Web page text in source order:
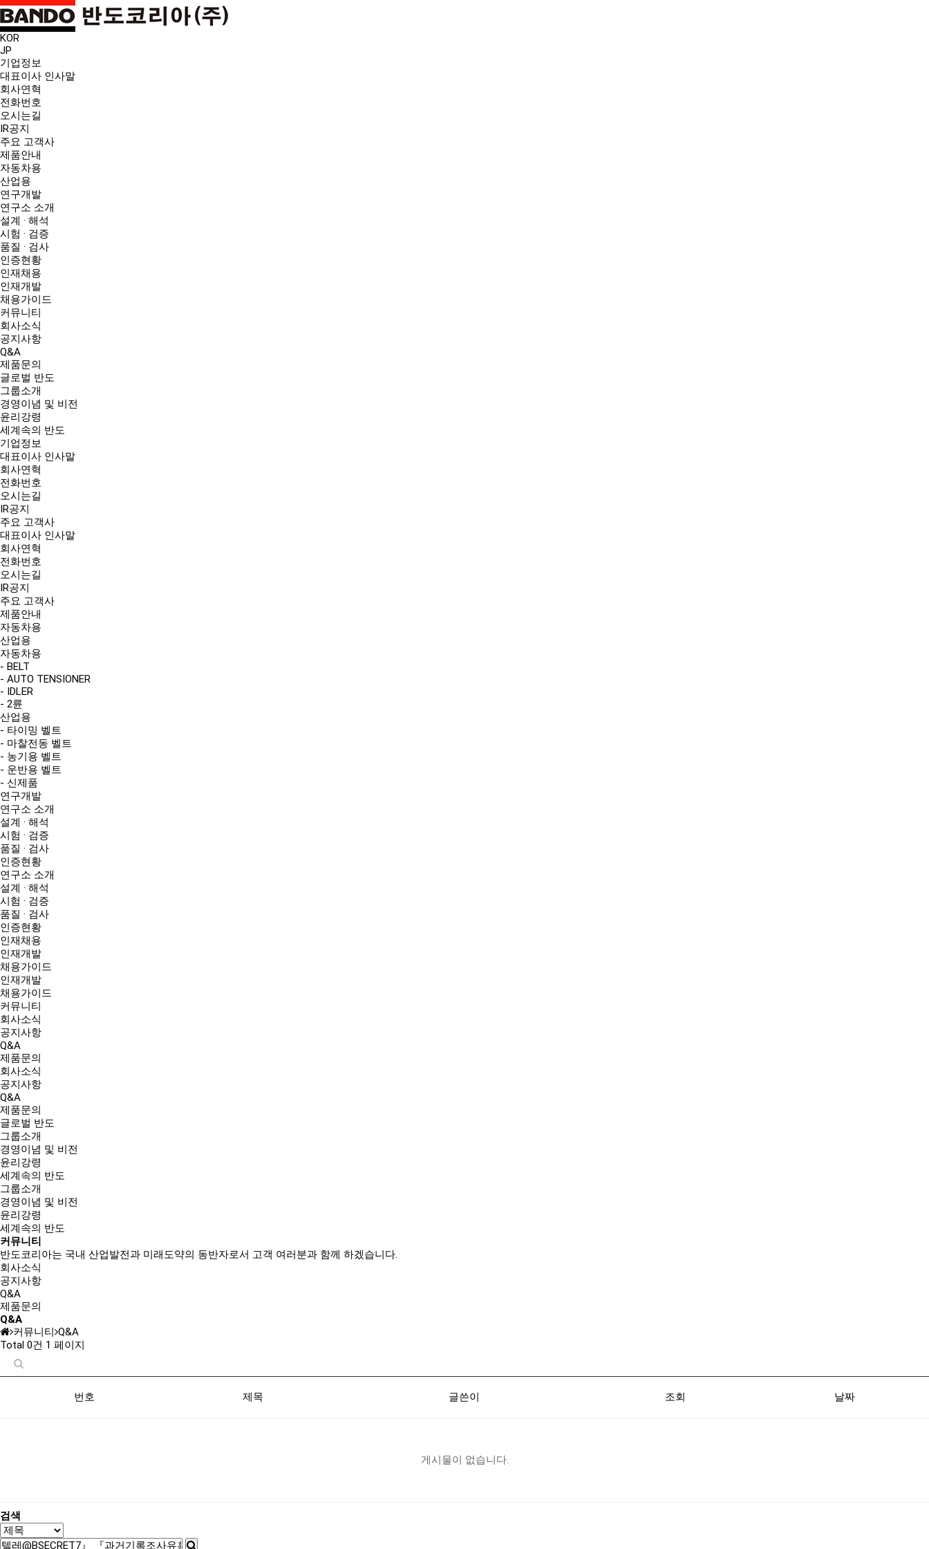
KOR
JP
기업정보
대표이사 인사말
회사연혁
전화번호
오시는길
IR공지
주요 고객사
제품안내
자동차용
산업용
연구개발
연구소 소개
설계 · 해석
시험 · 검증
품질 · 검사
인증현황
인재채용
인재개발
채용가이드
커뮤니티
회사소식
공지사항
Q&A
제품문의
글로벌 반도
그룹소개
경영이념 및 비전
윤리강령
세계속의 반도
기업정보
대표이사 인사말
회사연혁
전화번호
오시는길
IR공지
주요 고객사
대표이사 인사말
회사연혁
전화번호
오시는길
IR공지
주요 고객사
제품안내
자동차용
산업용
자동차용
- BELT
- AUTO TENSIONER
- IDLER
- 2륜
산업용
- 타이밍 벨트
- 마찰전동 벨트
- 농기용 벨트
- 운반용 벨트
- 신제품
연구개발
연구소 소개
설계 · 해석
시험 · 검증
품질 · 검사
인증현황
연구소 소개
설계 · 해석
시험 · 검증
품질 · 검사
인증현황
인재채용
인재개발
채용가이드
인재개발
채용가이드
커뮤니티
회사소식
공지사항
Q&A
제품문의
회사소식
공지사항
Q&A
제품문의
글로벌 반도
그룹소개
경영이념 및 비전
윤리강령
세계속의 반도
그룹소개
경영이념 및 비전
윤리강령
세계속의 반도
커뮤니티
반도코리아는 국내 산업발전과 미래도약의 동반자로서 고객 여러분과 함께 하겠습니다.
회사소식
공지사항
Q&A
제품문의
Q&A
커뮤니티 Q&A
Total 0건 1 페이지
번호 제목 글쓴이 조회 날짜
게시물이 없습니다.
검색